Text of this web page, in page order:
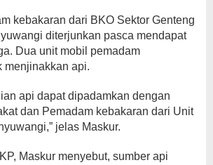
kebakaran dari BKO Sektor Genteng
diterjunkan pasca mendapat
Dua unit mobil pemadam
menjinakkan api.
api dapat dipadamkan dengan
dan Pemadam kebakaran dari Unit
jelas Maskur.
Maskur menyebut, sumber api